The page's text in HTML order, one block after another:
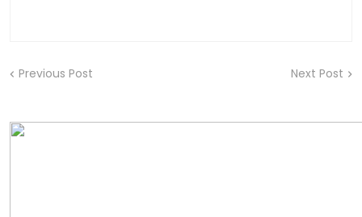
Previous Post Next Post